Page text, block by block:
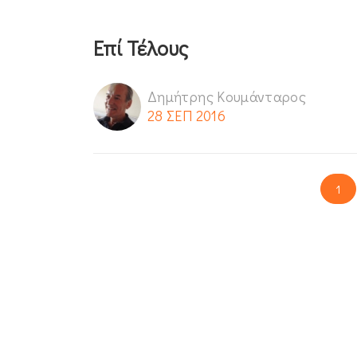
Επί Τέλους
Δημήτρης Κουμάνταρος
28 ΣΕΠ 2016
1